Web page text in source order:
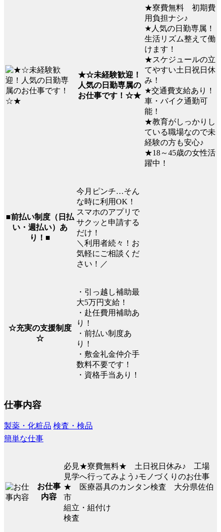
★☆未経験歓迎！
人気の日勤専属の
お仕事です！☆★
★寮費無料 初期費
用負担ナシ♪
★人気の日勤専属！
生活リズム整えて働
けます！
★スケジュールの立
てやすい土日祝日休
み！
★交通費支給あり！
車・バイク通勤可
能！
★教育がしっかりし
ている職場なので未
経験の方も安心♪
★18～45歳の女性活
躍中！
■前払い制度（日払
い・週払い）あ
り！■
今月ピンチ…そん
な時に利用OK！
スマホのアプリで
サクッと申請する
だけ！
＼利用者続々！お
気軽にご相談くだ
さい！／
☆充実の支援制度
☆
・引っ越し補助最
大5万円支給！
・赴任費用補助あ
り！
・前払い制度あ
り！
・敷金礼金仲介手
数料不要です！
・資格手当あり！
仕事内容
製薬・化粧品 検査・検品
簡単な仕事
お仕事
内容
必見★寮費無料★ 土日祝日休み♪ 工場
見学へ行ってみよう♪モノづくりのお仕事
★ 医療器具のカンタン検査 大分県佐伯
市
組立・組付け
検査